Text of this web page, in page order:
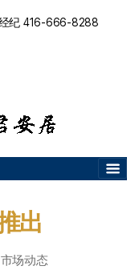
纪 416-666-8288
出
市场动态